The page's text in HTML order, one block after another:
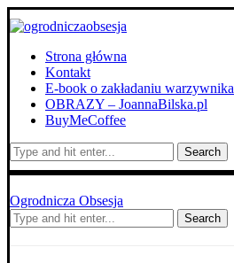
Strona główna
Kontakt
E-book o zakładaniu warzywnika
OBRAZY – JoannaBilska.pl
BuyMeCoffee
Search
Ogrodnicza Obsesja
Search